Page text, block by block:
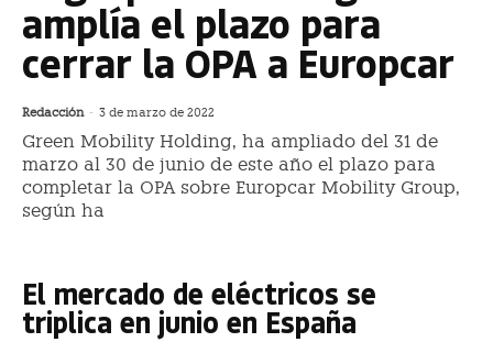
amplía el plazo para
cerrar la OPA a Europcar
Redacción - 3 de marzo de 2022
Green Mobility Holding, ha ampliado del 31 de
marzo al 30 de junio de este año el plazo para
completar la OPA sobre Europcar Mobility Group,
según ha
El mercado de eléctricos se
triplica en junio en España